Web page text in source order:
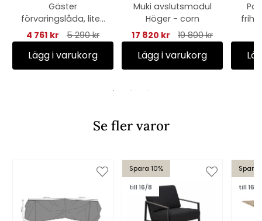
Gäster
förvaringslåda, liten
- khaki
4 761 kr 5 290 kr
Lägg i varukorg
Muki avslutsmodul
Höger - corn
17 820 kr
19 800 kr
Lägg i varukorg
frih.
Se fler varor
Spara 10%
till 16/8
Spara
till 16/8